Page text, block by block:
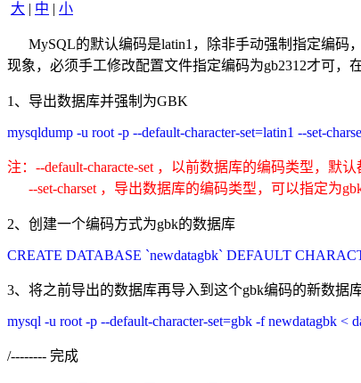
大 | 中 | 小
MySQL的默认编码是latin1，除非手动强制指定编码
现象，必须手工修改配置文件指定编码为gb2312才可
1、导出数据库并强制为GBK
mysqldump -u root -p --default-character-set=latin1 --set-
注：--default-characte-set ，以前数据库的编码类型，默认
--set-charset ，导出数据库的编码类型，可以指定为
2、创建一个编码方式为gbk的数据库
CREATE DATABASE `newdatagbk` DEFAULT
3、将之前导出的数据库再导入到这个gbk编码的新数据
mysql -u root -p --default-character-set=gbk -f newdatagbk <
/-------- 完成